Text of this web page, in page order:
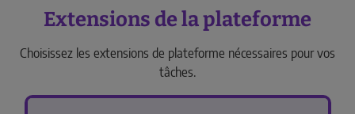
Extensions de la plateforme
Choisissez les extensions de plateforme nécessaires pour vos
tâches.